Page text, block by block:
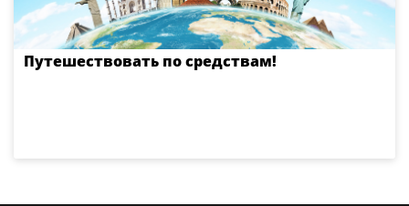
Путешествовать по средствам!